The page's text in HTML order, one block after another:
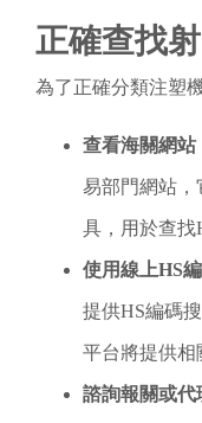
正確查找
為了正確分類注塑
查看海關網站
易部門網站，
具，用於查找
使用線上HS
提供HS編碼
平台將提供相
諮詢報關或代